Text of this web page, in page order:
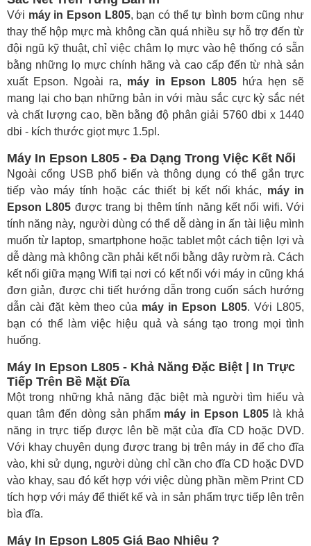
Với máy in Epson L805, bạn có thể tự bình bơm cũng như
thay thế hộp mực mà không cần quá nhiều sự hỗ trợ đến từ
đội ngũ kỹ thuật, chỉ việc châm lọ mực vào hệ thống có sẵn
bằng những lọ mực chính hãng và cao cấp đến từ nhà sản
xuất Epson. Ngoài ra, máy in Epson L805hứa hẹn sẽ
mang lại cho bạn những bản in với màu sắc cực kỳ sắc nét
và chất lượng cao, bền bằng độ phân giải 5760 dbi x 1440
dbi - kích thước giọt mực 1.5pl.
Máy In Epson L805 - Đa Dạng Trong Việc Kết Nối
Ngoài cổng USB phổ biến và thông dụng có thể gắn trực
tiếp vào máy tính hoặc các thiết bị kết nối khác, máy in
Epson L805 được trang bị thêm tính năng kết nối wifi. Với
tính năng này, người dùng có thể dễ dàng in ấn tài liệu mình
muốn từ laptop, smartphone hoặc tablet một cách tiện lợi và
dễ dàng mà không cần phải kết nối bằng dây rườm rà. Cách
kết nối giữa mạng Wifi tại nơi có kết nối với máy in cũng khá
đơn giản, được chi tiết hướng dẫn trong cuốn sách hướng
dẫn cài đặt kèm theo của máy in Epson L805. Với L805,
bạn có thể làm việc hiệu quả và sáng tạo trong mọi tình
huống.
Máy In Epson L805 - Khả Năng Đặc Biệt | In Trực
Tiếp Trên Bề Mặt Đĩa
Một trong những khả năng đặc biệt mà người tìm hiểu và
quan tâm đến dòng sản phẩm máy in Epson L805 là khả
năng in trực tiếp được lên bề mặt của đĩa CD hoặc DVD.
Với khay chuyên dụng được trang bị trên máy in để cho đĩa
vào, khi sử dụng, người dùng chỉ cần cho đĩa CD hoặc DVD
vào khay, sau đó kết hợp với việc dùng phần mềm Print CD
tích hợp với máy để thiết kế và in sản phẩm trực tiếp lên trên
bìa đĩa.
Máy In Epson L805 Giá Bao Nhiêu ?